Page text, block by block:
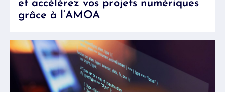
et accélérez vos projets numériques
grâce à l’AMOA